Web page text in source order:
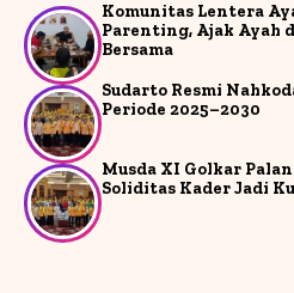
Komunitas Lentera
Parenting, Ajak Ayah
Bersama
Sudarto Resmi
Periode 2025–2030
Musda XI Golkar
Soliditas Kader Jadi